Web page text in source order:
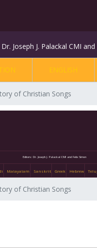
Joseph J. Palackal CMI
ENGLISH
of Christian Songs
Editors: Dr. Joseph J. Palackal CMI and Felix Simon
Malayalam Sanskrit Greek Hebrew
of Christian Songs